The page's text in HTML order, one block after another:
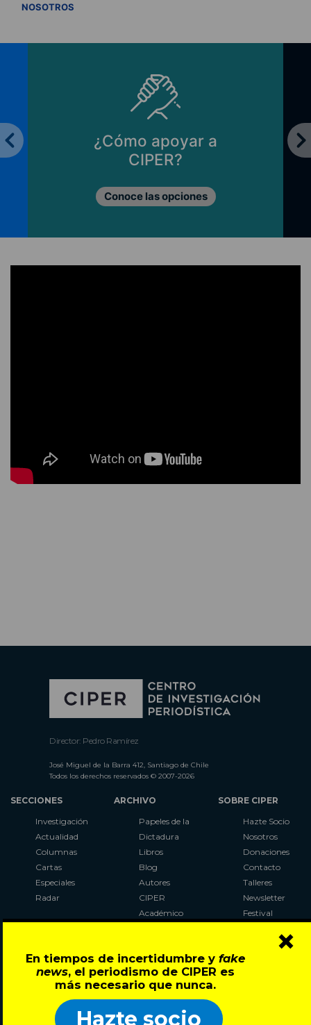
En tiempos de incertidumbre y fake
news, el periodismo de CIPER es
más necesario que nunca.
Hazte socio
×
NOSOTROS
¿Cómo apoyar a
CIPER?
Conoce las opciones
Director: Pedro Ramírez
José Miguel de la Barra 412, Santiago de Chile
Todos los derechos reservados © 2007-2026
SECCIONES
Investigación
Actualidad
Columnas
Cartas
Especiales
Radar
ARCHIVO
Papeles de la
Dictadura
Libros
Blog
Autores
CIPER
Académico
Al Plebiscito
con CIPER
SOBRE CIPER
Hazte Socio
Nosotros
Donaciones
Contacto
Talleres
Newsletter
Festival